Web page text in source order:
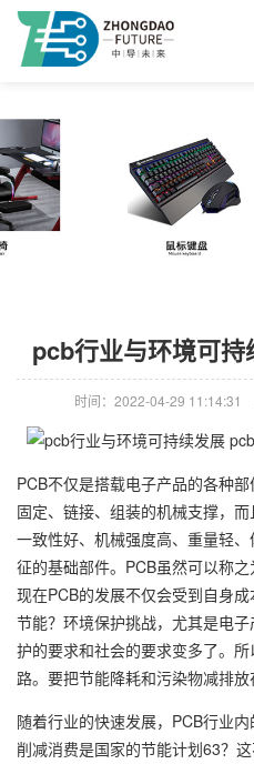
pcb行业与环境可
时间：2022-04-29 11:14:31
PCB不仅是搭载电子产品的各种
固定、链接、组装的机械支撑，而
一致性好、机械强度高、重量轻
征的基础部件。PCB虽然可以称
现在PCB的发展不仅会受到自身
节能？环境保护挑战，尤其是电
护的要求和社会的要求变多了。
路。要把节能降耗和污染物减排放
随着行业的快速发展，PCB行业
削减消费是国家的节能计划63？